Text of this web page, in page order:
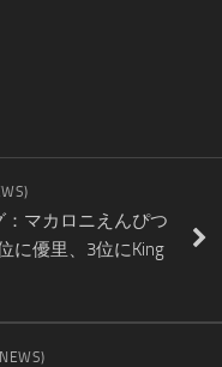
マカロニえんぴつ
に優里、3位にKing